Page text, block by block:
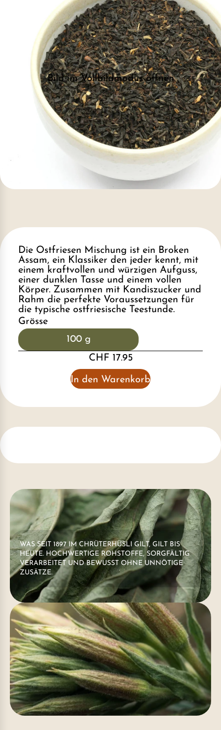
Bild im Vollbildmodus öffnen
Die Ostfriesen Mischung ist ein Broken
Assam, ein Klassiker den jeder kennt, mit
einem kraftvollen und würzigen Aufguss,
einer dunklen Tasse und einem vollen
Körper. Zusammen mit Kandiszucker und
Rahm die perfekte Voraussetzungen für
die typische ostfriesische Teestunde.
Grösse
100 g
CHF 17.95
In den Warenkorb
WAS SEIT 1897 IM CHRÜTERHÜSLI GILT, GILT BIS
HEUTE. HOCHWERTIGE ROHSTOFFE, SORGFÄLTIG
VERARBEITET UND BEWUSST OHNE UNNÖTIGE
ZUSÄTZE.